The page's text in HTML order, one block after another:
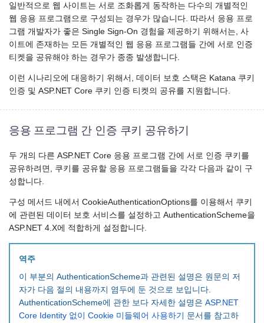
일반적으로 웹 사이트는 서로 조화롭게 동작하는 다수의 개별적인
웹 응용 프로그램으로 구성되는 경우가 많습니다. 따라서 응용 프로
그램 개발자가 좋은 Single Sign-On 경험을 제공하기 위해서는, 사
이트에 존재하는 모든 개별적인 웹 응용 프로그램들 간에 서로 인증
티켓을 공유해야 하는 경우가 종종 발생합니다.
이런 시나리오에 대응하기 위해서, 데이터 보호 스택은 Katana 쿠키
인증 및 ASP.NET Core 쿠키 인증 티켓의 공유를 지원합니다.
응용 프로그램 간 인증 쿠키 공유하기
두 개의 다른 ASP.NET Core 응용 프로그램 간에 서로 인증 쿠키를
공유하려면, 쿠키를 공유할 응용 프로그램들을 각각 다음과 같이 구
성합니다.
구성 메서드 내에서 CookieAuthenticationOptions를 이용해서 쿠키
에 관련된 데이터 보호 서비스를 설정하고 AuthenticationScheme을
ASP.NET 4.X에 적합하게 설정합니다.
역주
이 부분의 AuthenticationScheme과 관련된 설명은 원문의 저
자가 다음 절의 내용까지 염두에 둔 것으로 보입니다.
AuthenticationScheme에 관한 보다 자세한 설명은 ASP.NET
Core Identity 없이 Cookie 미들웨어 사용하기 문서를 참고하